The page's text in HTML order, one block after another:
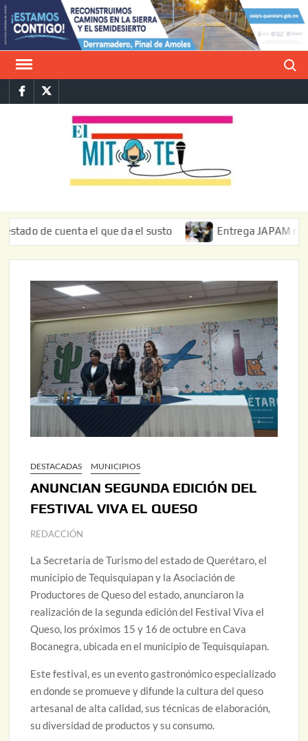
Saltar
al
contenido
FacebookTwitter
cuenta el que da el susto Entrega JAPAM
DESTACADAS MUNICIPIOS
ANUNCIAN SEGUNDA EDICIÓN DEL
FESTIVAL VIVA EL QUESO
REDACCIÓN
La Secretaría de Turismo del estado de Querétaro, el
municipio de Tequisquiapan y la Asociación de
Productores de Queso del estado, anunciaron la
realización de la segunda edición del Festival Viva el
Queso, los próximos 15 y 16 de octubre en Cava
Bocanegra, ubicada en el municipio de Tequisquiapan.
Este festival, es un evento gastronómico especializado
en donde se promueve y difunde la cultura del queso
artesanal de alta calidad, sus técnicas de elaboración,
su diversidad de productos y su consumo.